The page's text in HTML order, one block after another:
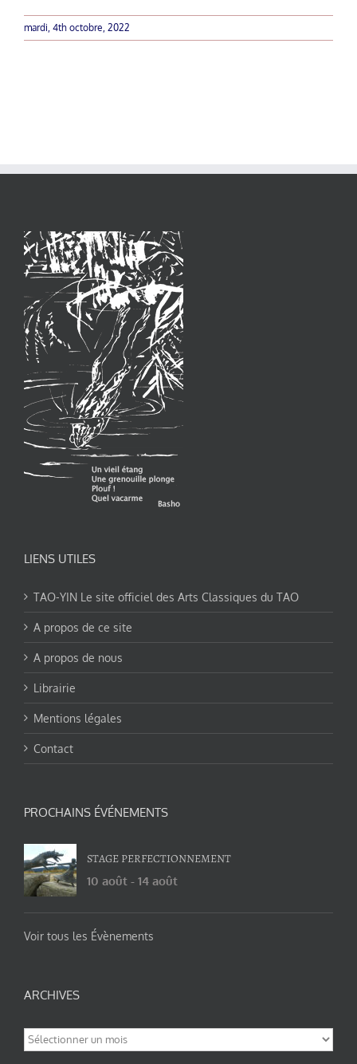
mardi, 4th octobre, 2022
LIENS UTILES
TAO-YIN Le site officiel des Arts Classiques du TAO
A propos de ce site
A propos de nous
Librairie
Mentions légales
Contact
PROCHAINS ÉVÉNEMENTS
STAGE PERFECTIONNEMENT
10 août - 14 août
Voir tous les Évènements
ARCHIVES
Archives